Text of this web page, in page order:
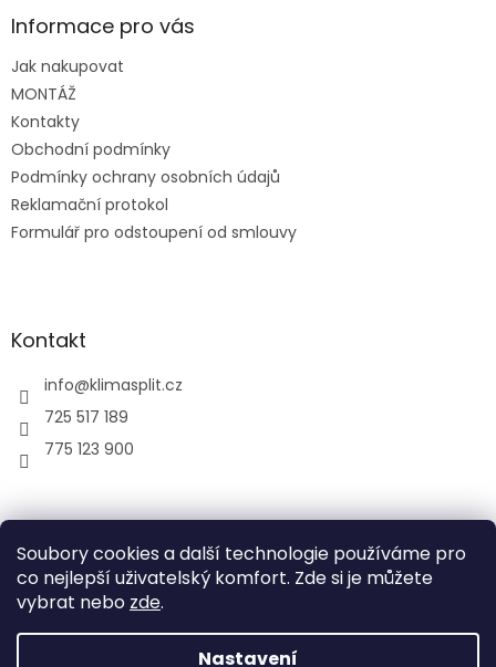
Soubory cookies a další technologie používáme pro
co nejlepší uživatelský komfort. Zde si je můžete
vybrat nebo zde.
Nastavení
aInformace pro vás
Jak nakupovat
MONTÁŽ
Kontakty
Obchodní podmínky
Podmínky ochrany osobních údajů
Reklamační protokol
Formulář pro odstoupení od smlouvy
Kontakt
info@klimasplit.cz
725 517 189
775 123 900
air-cool
Vytvořil Shoptet